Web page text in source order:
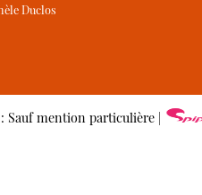
Duclos
Sauf mention particulière |